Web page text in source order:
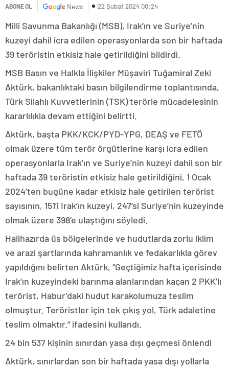
ABONE OL News 22 Şubat 2024 00:24
Milli Savunma Bakanlığı (MSB), Irak’ın ve Suriye’nin
kuzeyi dahil icra edilen operasyonlarda son bir haftada
39 teröristin etkisiz hale getirildiğini bildirdi.
MSB Basın ve Halkla İlişkiler Müşaviri Tuğamiral Zeki
Aktürk, bakanlıktaki basın bilgilendirme toplantısında,
Türk Silahlı Kuvvetlerinin (TSK) terörle mücadelesinin
kararlılıkla devam ettiğini belirtti.
Aktürk, başta PKK/KCK/PYD-YPG, DEAŞ ve FETÖ
olmak üzere tüm terör örgütlerine karşı icra edilen
operasyonlarla Irak’ın ve Suriye’nin kuzeyi dahil son bir
haftada 39 teröristin etkisiz hale getirildiğini, 1 Ocak
2024’ten bugüne kadar etkisiz hale getirilen terörist
sayısının, 151’i Irak’ın kuzeyi, 247’si Suriye’nin kuzeyinde
olmak üzere 398’e ulaştığını söyledi.
Halihazırda üs bölgelerinde ve hudutlarda zorlu iklim
ve arazi şartlarında kahramanlık ve fedakarlıkla görev
yapıldığını belirten Aktürk, “Geçtiğimiz hafta içerisinde
Irak’ın kuzeyindeki barınma alanlarından kaçan 2 PKK’lı
terörist, Habur’daki hudut karakolumuza teslim
olmuştur. Teröristler için tek çıkış yol, Türk adaletine
teslim olmaktır.” ifadesini kullandı.
24 bin 537 kişinin sınırdan yasa dışı geçmesi önlendi
Aktürk, sınırlardan son bir haftada yasa dışı yollarla